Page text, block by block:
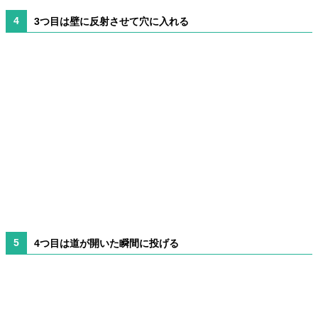
3つ目は壁に反射させて穴に入れる
4つ目は道が開いた瞬間に投げる